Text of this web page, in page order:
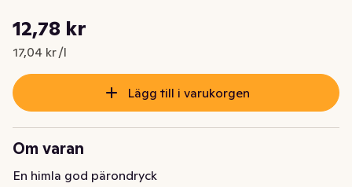
Nuvarande pris är: 12,78 kr
12,78 kr
17,04 kr /l
Styckpris: 17,04 kr /l
Lägg till i varukorgen
Om varan
En himla god pärondryck